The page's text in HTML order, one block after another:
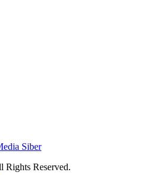
Siber
Reserved.